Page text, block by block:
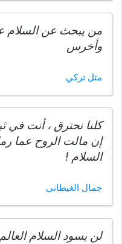
من يبحث عن السلام
وأخرس
مثل تركي
كلنا نحترق ، أنت في
إن مالت الروح عما
السلام !
جمال الغيطاني
لن يسود السلام